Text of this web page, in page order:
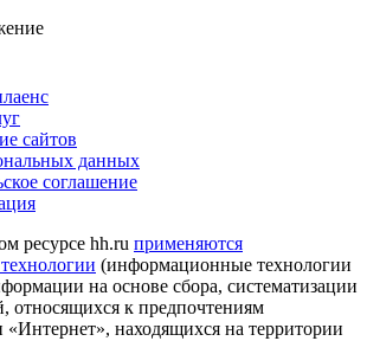
сайтов
данных
соглашение
ресурсе hh.ru применяются
(информационные технологии
на основе сбора, систематизации
относящихся к предпочтениям
«Интернет», находящихся на территории